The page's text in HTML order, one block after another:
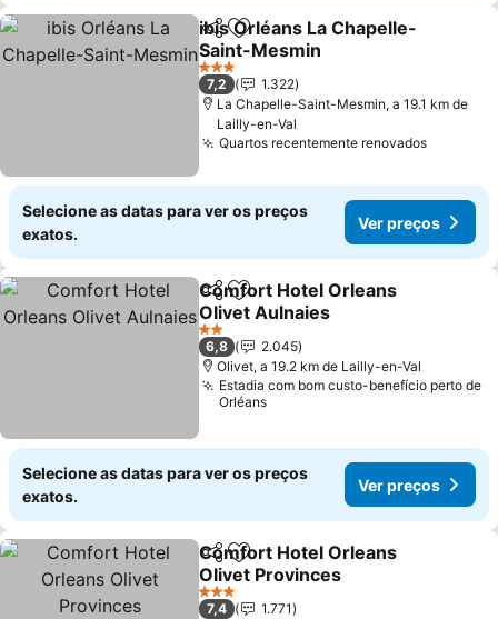
PartilharAdicionar aos favoritos
ibis Orléans La Chapelle-
Saint-Mesmin
3 Estrelas
7,2
1.322
La Chapelle-Saint-Mesmin, a 19.1 km de
Lailly-en-Val
Quartos recentemente renovados
Selecione as datas para ver os preços
exatos.
Ver preços
PartilharAdicionar aos favoritos
Comfort Hotel Orleans
Olivet Aulnaies
2 Estrelas
6,8
2.045
Olivet, a 19.2 km de Lailly-en-Val
Estadia com bom custo-benefício perto de
Orléans
Selecione as datas para ver os preços
exatos.
Ver preços
PartilharAdicionar aos favoritos
Comfort Hotel Orleans
Olivet Provinces
3 Estrelas
7,4
1.771